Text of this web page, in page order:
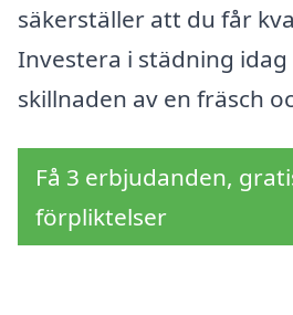
säkerställer att du får
Investera i städning
skillnaden av en fräsch
Få 3 erbjudanden,
förpliktelser